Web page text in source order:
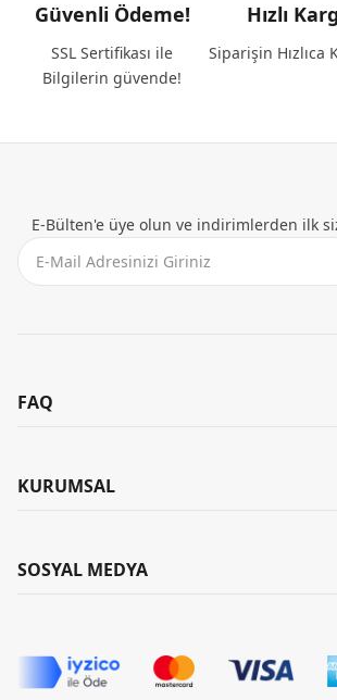
Güvenli Ödeme!
SSL Sertifikası ile
Bilgilerin güvende!
Hızlı
Siparişin Hızlıca
E-Bülten'e üye olun ve indirimlerden ilk
FAQ
Mağazalarımız
Banka Bilgileri
KURUMSAL
Hakkımızda
Toptan Satış Bilgilendirme Formu
Aydınlatma Metni
SOSYAL MEDYA
Pinterest